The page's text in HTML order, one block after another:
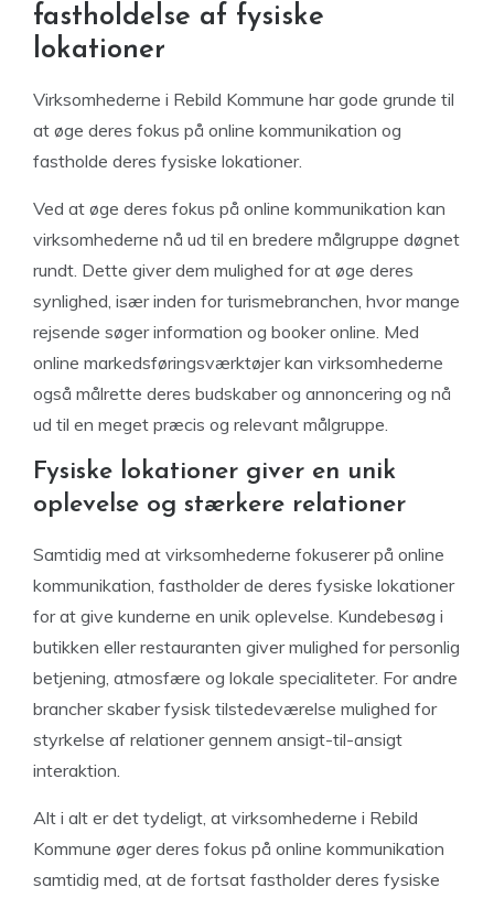
fastholdelse af fysiske
lokationer
Virksomhederne i Rebild Kommune har gode grunde til
at øge deres fokus på online kommunikation og
fastholde deres fysiske lokationer.
Ved at øge deres fokus på online kommunikation kan
virksomhederne nå ud til en bredere målgruppe døgnet
rundt. Dette giver dem mulighed for at øge deres
synlighed, især inden for turismebranchen, hvor mange
rejsende søger information og booker online. Med
online markedsføringsværktøjer kan virksomhederne
også målrette deres budskaber og annoncering og nå
ud til en meget præcis og relevant målgruppe.
Fysiske lokationer giver en unik
oplevelse og stærkere relationer
Samtidig med at virksomhederne fokuserer på online
kommunikation, fastholder de deres fysiske lokationer
for at give kunderne en unik oplevelse. Kundebesøg i
butikken eller restauranten giver mulighed for personlig
betjening, atmosfære og lokale specialiteter. For andre
brancher skaber fysisk tilstedeværelse mulighed for
styrkelse af relationer gennem ansigt-til-ansigt
interaktion.
Alt i alt er det tydeligt, at virksomhederne i Rebild
Kommune øger deres fokus på online kommunikation
samtidig med, at de fortsat fastholder deres fysiske